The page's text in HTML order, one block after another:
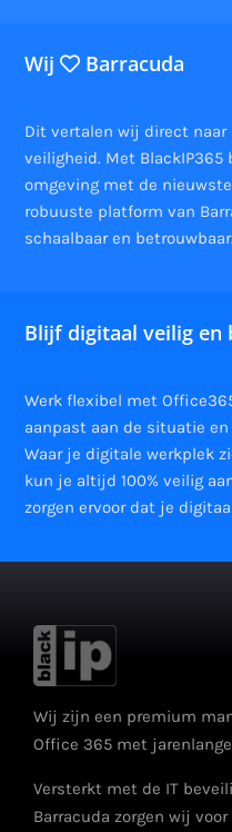
Wij Barracuda
Dit vertalen wij direct
veiligheid. Met
omgeving met de
robuuste platform van
schaalbaar en
Blijf digitaal veilig en
Werk flexibel met
aanpast aan de situatie
Waar je digitale werkplek
kun je altijd 100% veilig
zorgen ervoor dat je
Wij zijn een premium
Office 365 met
Versterkt met de IT
Barracuda zorgen wij